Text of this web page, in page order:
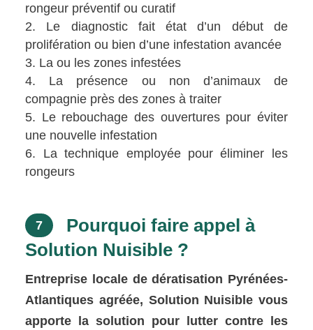
rongeur préventif ou curatif
Le diagnostic fait état d’un début de
prolifération ou bien d’une infestation avancée
La ou les zones infestées
La présence ou non d’animaux de
compagnie près des zones à traiter
Le rebouchage des ouvertures pour éviter
une nouvelle infestation
La technique employée pour éliminer les
rongeurs
7
Pourquoi faire appel à
Solution Nuisible ?
Entreprise locale de dératisation Pyrénées-
Atlantiques agréée, Solution Nuisible vous
apporte la solution pour lutter contre les